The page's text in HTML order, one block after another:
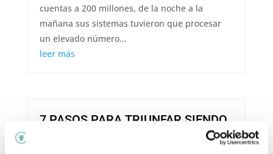
cuentas a 200 millones, de la noche a la
mañana sus sistemas tuvieron que procesar
un elevado número...
leer más
7 PASOS PARA TRIUNFAR SIENDO